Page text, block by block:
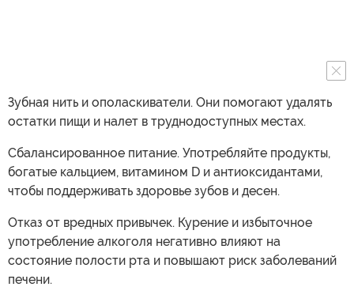
Зубная нить и ополаскиватели. Они помогают удалять
остатки пищи и налет в труднодоступных местах.
Сбалансированное питание. Употребляйте продукты,
богатые кальцием, витамином D и антиоксидантами,
чтобы поддерживать здоровье зубов и десен.
Отказ от вредных привычек. Курение и избыточное
употребление алкоголя негативно влияют на
состояние полости рта и повышают риск заболеваний
печени.